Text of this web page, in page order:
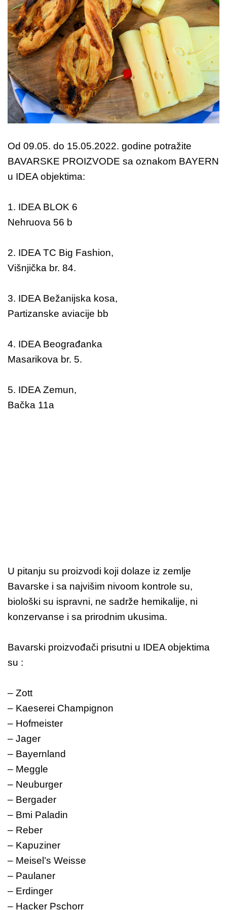
Od 09.05. do 15.05.2022. godine potražite
BAVARSKE PROIZVODE sa oznakom BAYERN
u IDEA objektima:
1. IDEA BLOK 6
Nehruova 56 b
2. IDEA TC Big Fashion,
Višnjička br. 84.
3. IDEA Bežanijska kosa,
Partizanske aviacije bb
4. IDEA Beograđanka
Masarikova br. 5.
5. IDEA Zemun,
Bačka 11a
U pitanju su proizvodi koji dolaze iz zemlje
Bavarske i sa najvišim nivoom kontrole su,
biološki su ispravni, ne sadrže hemikalije, ni
konzervanse i sa prirodnim ukusima.
Bavarski proizvođači prisutni u IDEA objektima
su :
– Zott
– Kaeserei Champignon
– Hofmeister
– Jager
– Bayernland
– Meggle
– Neuburger
– Bergader
– Bmi Paladin
– Reber
– Kapuziner
– Meisel’s Weisse
– Paulaner
– Erdinger
– Hacker Pschorr